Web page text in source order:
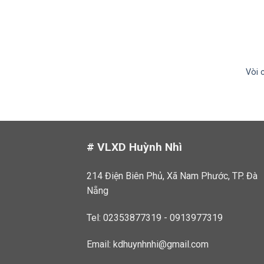
Vòi
# VLXD Huỳnh Nhì
214 Điện Biên Phủ, Xã Nam Phước, TP. Đà
Nẵng
Tel: 02353877319 - 0913977319
Email: kdhuynhnhi@gmail.com